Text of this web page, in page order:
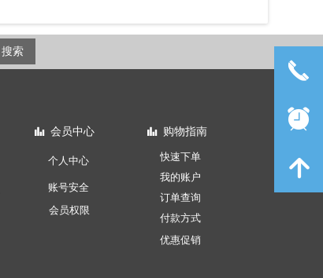
搜索
뀲 会员中心
个人中心
会员权限
账号安全
뀲 购物指南
快速下单
订单查询
我的账户
付款方式
优惠促销
끅
뀥
녕